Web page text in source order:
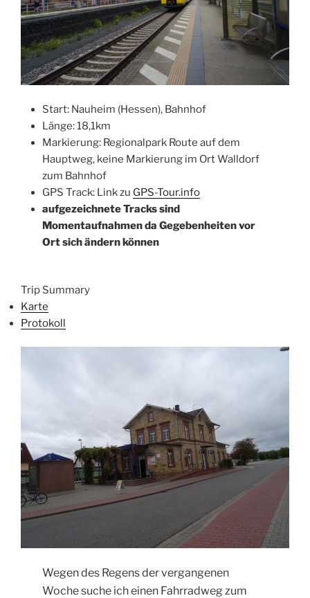
Start: Nauheim (Hessen), Bahnhof
Länge: 18,1km
Markierung: Regionalpark Route auf dem
Hauptweg, keine Markierung im Ort Walldorf
zum Bahnhof
GPS Track: Link zu GPS-Tour.info
aufgezeichnete Tracks sind
Momentaufnahmen da Gegebenheiten vor
Ort sich ändern können
Trip Summary
Karte
Protokoll
Wegen des Regens der vergangenen
Woche suche ich einen Fahrradweg zum